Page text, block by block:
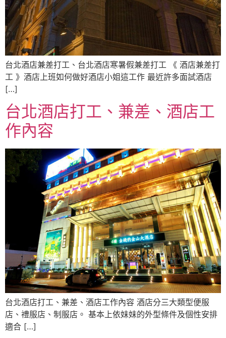
台北酒店兼差打工、台北酒店寒暑假兼差打工 《 酒店兼差打
工 》酒店上班如何做好酒店小姐這工作 最近許多面試酒店
[…]
台北酒店打工、兼差、酒店工
作內容
台北酒店打工、兼差、酒店工作內容 酒店分三大類型便服
店、禮服店、制服店。 基本上依妹妹的外型條件及個性安排
適合 […]